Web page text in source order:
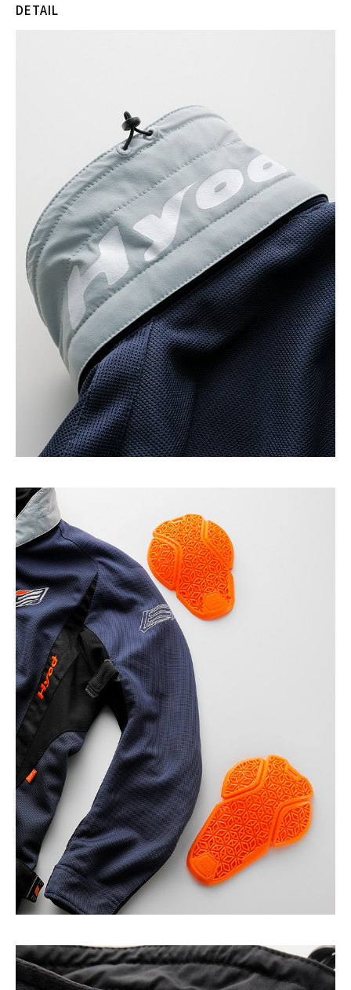
デザインと機能をバランスよく融合させた“バック・アイデ
ィ”クールネックモデル。暑い季節でも首元から快適性を支
DETAIL